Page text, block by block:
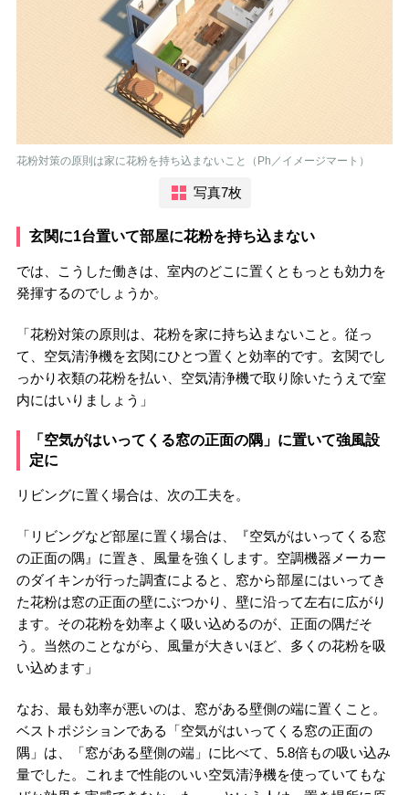
花粉対策の原則は家に花粉を持ち込まないこと（Ph／イメージマート）
写真7枚
玄関に1台置いて部屋に花粉を持ち込まない
では、こうした働きは、室内のどこに置くともっとも効力を
発揮するのでしょうか。
「花粉対策の原則は、花粉を家に持ち込まないこと。従っ
て、空気清浄機を玄関にひとつ置くと効率的です。玄関でし
っかり衣類の花粉を払い、空気清浄機で取り除いたうえで室
内にはいりましょう」
「空気がはいってくる窓の正面の隅」に置いて強風設
定に
リビングに置く場合は、次の工夫を。
「リビングなど部屋に置く場合は、『空気がはいってくる窓
の正面の隅』に置き、風量を強くします。空調機器メーカー
のダイキンが行った調査によると、窓から部屋にはいってき
た花粉は窓の正面の壁にぶつかり、壁に沿って左右に広がり
ます。その花粉を効率よく吸い込めるのが、正面の隅だそ
う。当然のことながら、風量が大きいほど、多くの花粉を吸
い込めます」
なお、最も効率が悪いのは、窓がある壁側の端に置くこと。
ベストポジションである「空気がはいってくる窓の正面の
隅」は、「窓がある壁側の端」に比べて、5.8倍もの吸い込み
量でした。これまで性能のいい空気清浄機を使っていてもな